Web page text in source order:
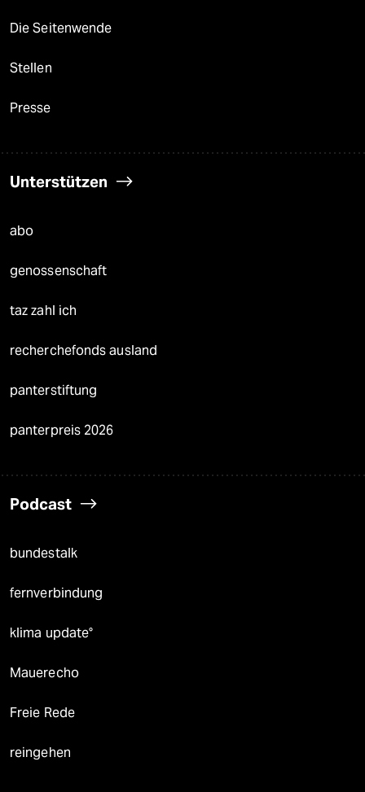
Die Seitenwende
Stellen
Presse
Unterstützen
abo
genossenschaft
taz zahl ich
recherchefonds ausland
panterstiftung
panterpreis 2026
Podcast
bundestalk
fernverbindung
klima update°
Mauerecho
Freie Rede
reingehen